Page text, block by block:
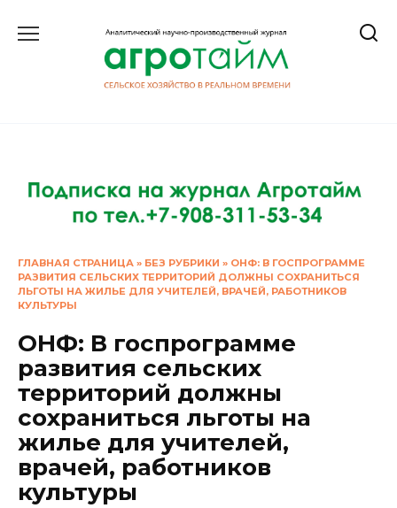
ГЛАВНАЯ СТРАНИЦА » БЕЗ РУБРИКИ » ОНФ: В ГОСПРОГРАММЕ
РАЗВИТИЯ СЕЛЬСКИХ ТЕРРИТОРИЙ ДОЛЖНЫ СОХРАНИТЬСЯ
ЛЬГОТЫ НА ЖИЛЬЕ ДЛЯ УЧИТЕЛЕЙ, ВРАЧЕЙ, РАБОТНИКОВ
КУЛЬТУРЫ
ОНФ: В госпрограмме
развития сельских
территорий должны
сохраниться льготы на
жилье для учителей,
врачей, работников
культуры